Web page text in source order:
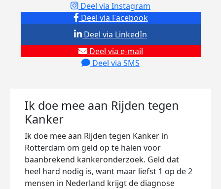
Deel via Facebook
Deel via Instagram
Deel via e-mail
Deel via SMS
Deel via LinkedIn
Ik doe mee aan Rijden tegen
Kanker
Ik doe mee aan Rijden tegen Kanker in
Rotterdam om geld op te halen voor
baanbrekend kankeronderzoek. Geld dat
heel hard nodig is, want maar liefst 1 op de 2
mensen in Nederland krijgt de diagnose